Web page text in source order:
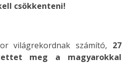
csökkenteni!
világrekordnak számító, 27
meg a magyarokkal